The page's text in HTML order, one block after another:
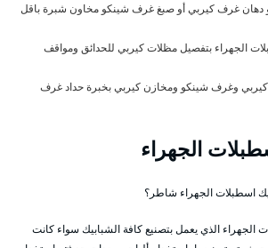
دهان غرف كيربي أو صبغ غرف شينكو مخاون شبرة باقل
الجهراء بتفصيل مظلات كيربي للحدائق ومواقف
وغرف شينكو ومخازن كيربي بخبرة حداد غرف
الجهراء
اسطبلات الجهراء شاطر؟
الجهراء الذي يعمل بتصنيع كافة الشبابيك سواء كانت